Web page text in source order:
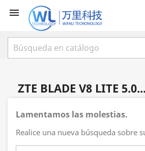

ZTE BLADE V8 LITE 5.0...
Lamentamos las molestias.
Realice una nueva búsqueda sobre